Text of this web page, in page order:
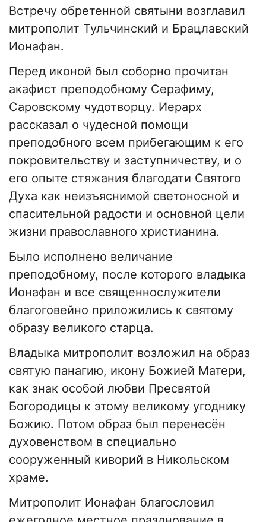
Встречу обретенной святыни возглавил
митрополит Тульчинский и Брацлавский
Ионафан.
Перед иконой был соборно прочитан
акафист преподобному Серафиму,
Саровскому чудотворцу. Иерарх
рассказал о чудесной помощи
преподобного всем прибегающим к его
покровительству и заступничеству, и о
его опыте стяжания благодати Святого
Духа как неизъяснимой светоносной и
спасительной радости и основной цели
жизни православного христианина.
Было исполнено величание
преподобному, после которого владыка
Ионафан и все священнослужители
благоговейно приложились к святому
образу великого старца.
Владыка митрополит возложил на образ
святую панагию, икону Божией Матери,
как знак особой любви Пресвятой
Богородицы к этому великому угоднику
Божию. Потом образ был перенесён
духовенством в специально
сооруженный киворий в Никольском
храме.
Митрополит Ионафан благословил